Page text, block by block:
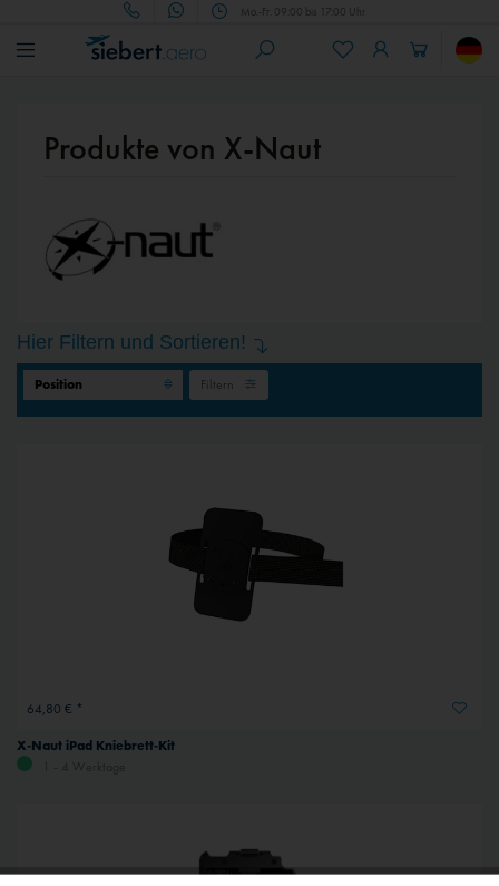
Mo.-Fr. 09:00 bis 17:00 Uhr
Produkte von X-Naut
Hier Filtern und Sortieren!
Filtern
64,80 € *
X-Naut iPad Kniebrett-Kit